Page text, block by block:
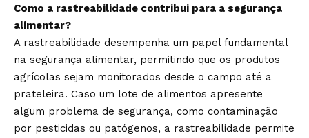
Como a rastreabilidade contribui para a segurança
alimentar?
A rastreabilidade desempenha um papel fundamental
na segurança alimentar, permitindo que os produtos
agrícolas sejam monitorados desde o campo até a
prateleira. Caso um lote de alimentos apresente
algum problema de segurança, como contaminação
por pesticidas ou patógenos, a rastreabilidade permite